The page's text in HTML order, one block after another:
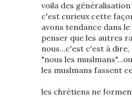
voila des généralisation
c'est curieux cette
avons tendance dans
penser que les autres
nous...c'est c'est à
"nous les
les muslmans fassent
les chrétiens ne